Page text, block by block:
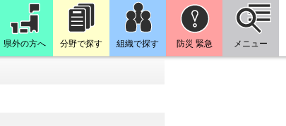
県外の方へ 分野で探す 組織で探す 防災 緊急 メニュー